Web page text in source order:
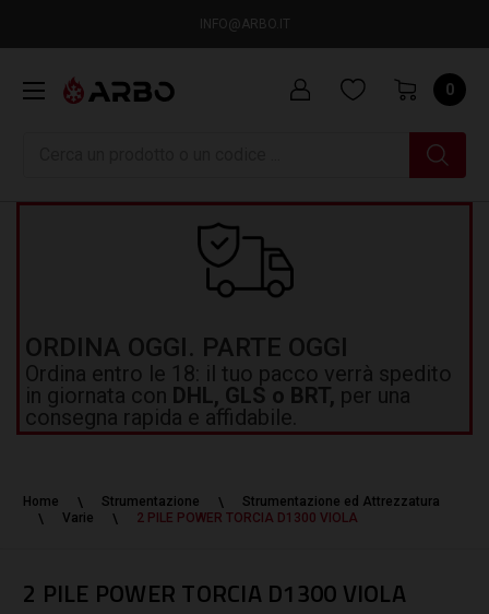
INFO@ARBO.IT
0
ORDINA OGGI. PARTE OGGI
Ordina entro le 18: il tuo pacco verrà spedito
in giornata con DHL, GLS o BRT, per una
consegna rapida e affidabile.
Home Strumentazione
Strumentazione ed Attrezzatura
Varie
2 PILE POWER TORCIA D1300 VIOLA
2 PILE POWER TORCIA D1300 VIOLA